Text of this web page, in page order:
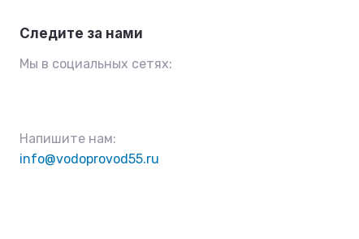
Следите за нами
Мы в социальных сетях:
Напишите нам:
info@vodoprovod55.ru